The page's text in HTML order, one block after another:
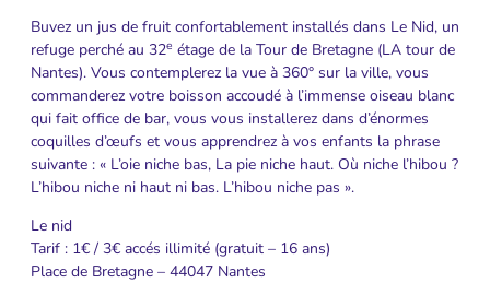
Buvez un jus de fruit confortablement installés dans Le Nid, un
refuge perché au 32e étage de la Tour de Bretagne (LA tour de
Nantes). Vous contemplerez la vue à 360° sur la ville, vous
commanderez votre boisson accoudé à l’immense oiseau blanc
qui fait office de bar, vous vous installerez dans d’énormes
coquilles d’œufs et vous apprendrez à vos enfants la phrase
suivante : « L’oie niche bas, La pie niche haut. Où niche l’hibou ?
L’hibou niche ni haut ni bas. L’hibou niche pas ».
Le nid
Tarif : 1€ / 3€ accés illimité (gratuit – 16 ans)
Place de Bretagne – 44047 Nantes